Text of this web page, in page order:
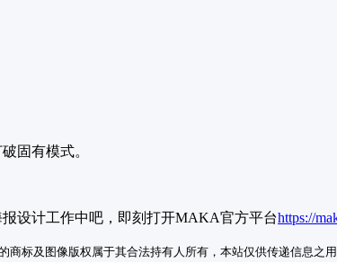
固有模式。
设计工作中吧，即刻打开MAKA官方平台https://
商标及图像版权属于其合法持有人所有，本站仅供传递信息